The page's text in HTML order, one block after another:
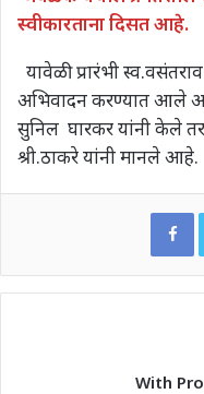
स्वीकारताना दिसत आहे.
यावेळी प्रारंभी
अभिवादन करण्यात आले
सुनिल घारकर यांनी केले
श्री.ठाकरे यांनी मानले आहे.
With